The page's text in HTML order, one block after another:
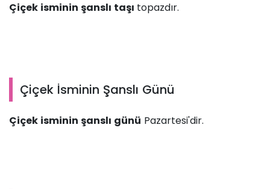
Çiçek isminin şanslı taşı topazdır.
Çiçek İsminin Şanslı Günü
Çiçek isminin şanslı günü Pazartesi'dir.